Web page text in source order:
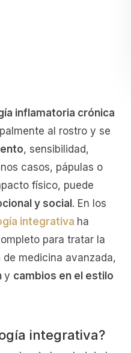
inflamatoria crónica
al rostro y se
, sensibilidad,
casos, pápulas o
físico, puede
y social . En los
integrativa ha
para tratar la
medicina avanzada,
y cambios en el estilo
integrativa?